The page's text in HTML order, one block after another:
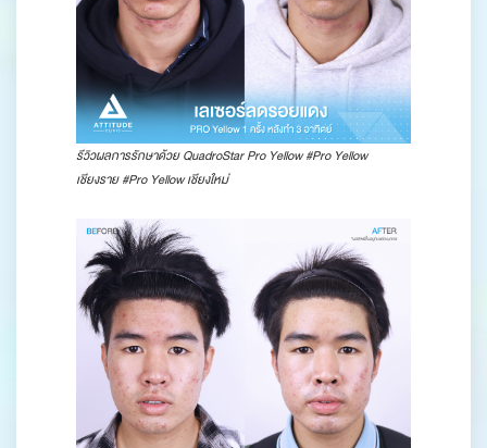
รีวิวผลการรักษาด้วย QuadroStar Pro Yellow #Pro Yellow
เชียงราย #Pro Yellow เชียงใหม่